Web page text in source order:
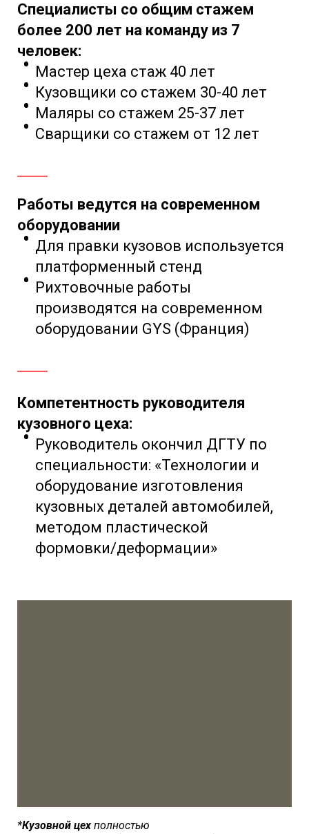
Специалисты со общим стажем
более 200 лет на команду из 7
человек:
Мастер цеха стаж 40 лет
Кузовщики со стажем 30-40 лет
Маляры со стажем 25-37 лет
Сварщики со стажем от 12 лет
Работы ведутся на современном
оборудовании
Для правки кузовов используется
платформенный стенд
Рихтовочные работы
производятся на современном
оборудовании GYS (Франция)
Компетентность руководителя
кузовного цеха:
Руководитель окончил ДГТУ по
специальности: «Технологии и
оборудование изготовления
кузовных деталей автомобилей,
методом пластической
формовки/деформации»
*Кузовной цех полностью